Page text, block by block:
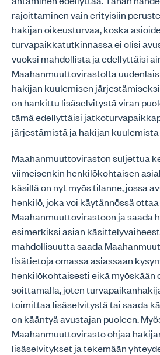
rajoittaminen vain erityisiin
hakijan oikeusturvaa, koska
turvapaikkatutkinnassa ei olisi
vuoksi mahdollista ja edellyttäisi
Maahanmuuttovirastolta
hakijan kuulemisen
on hankittu lisäselvitystä viran
tämä edellyttäisi
järjestämistä ja hakijan
Maahanmuuttoviraston suljettua
viimeisenkin henkilökohtaisen
käsillä on nyt myös tilanne, jossa
henkilö, joka voi käytännössä
Maahanmuuttovirastoon ja saada
esimerkiksi asian
mahdollisuutta saada
lisätietoja omassa asiassaan
henkilökohtaisesti eikä myöskään
soittamalla, joten
toimittaa lisäselvitystä tai saada
on kääntyä avustajan puoleen.
Maahanmuuttovirasto ohjaa
lisäselvitykset ja tekemään